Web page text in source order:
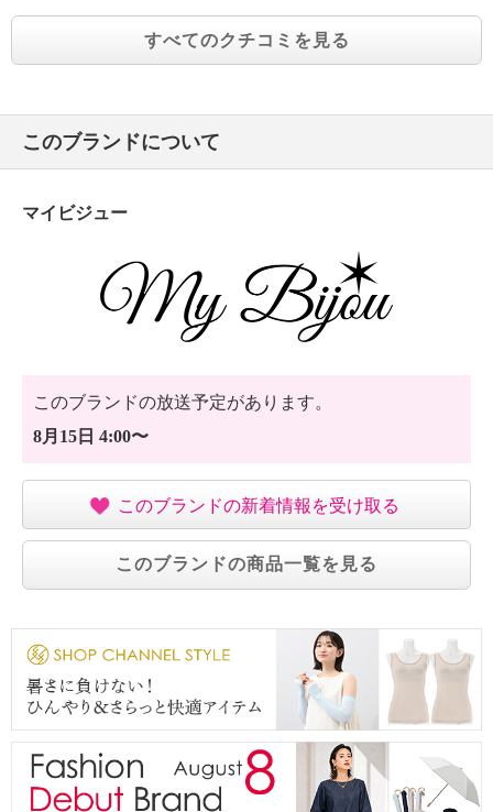
すべてのクチコミを見る
このブランドについて
マイビジュー
このブランドの放送予定があります。
8月15日 4:00〜
このブランドの新着情報を受け取る
このブランドの商品一覧を見る